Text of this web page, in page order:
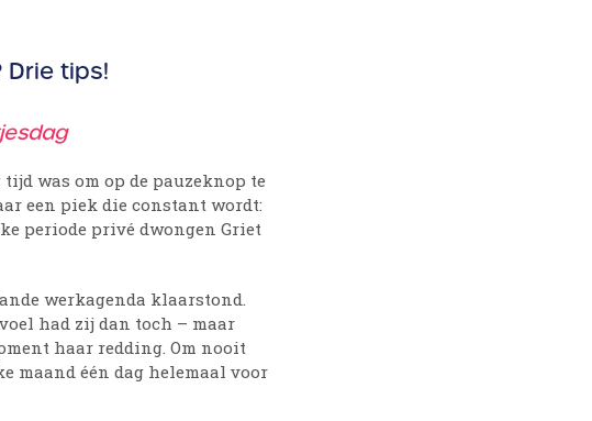
tips!
was om op de pauzeknop te
een piek die constant wordt:
periode privé dwongen Griet
werkagenda klaarstond.
had zij dan toch – maar
haar redding. Om nooit
maand één dag helemaal voor